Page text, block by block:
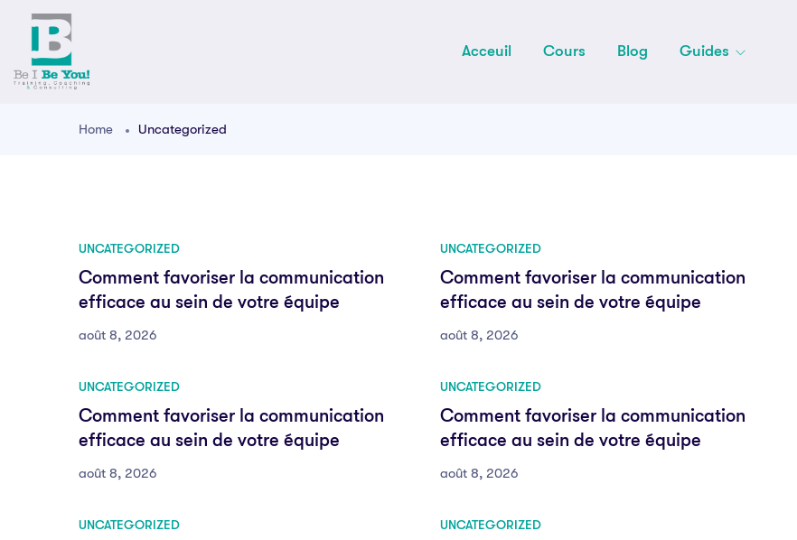
Acceuil Cours Blog Guides
Home Uncategorized
UNCATEGORIZED
Comment favoriser la communication
efficace au sein de votre équipe
août 8, 2026
UNCATEGORIZED
Comment favoriser la communication
efficace au sein de votre équipe
août 8, 2026
UNCATEGORIZED
Comment favoriser la communication
efficace au sein de votre équipe
août 8, 2026
UNCATEGORIZED
Comment favoriser la communication
efficace au sein de votre équipe
août 8, 2026
UNCATEGORIZED UNCATEGORIZED